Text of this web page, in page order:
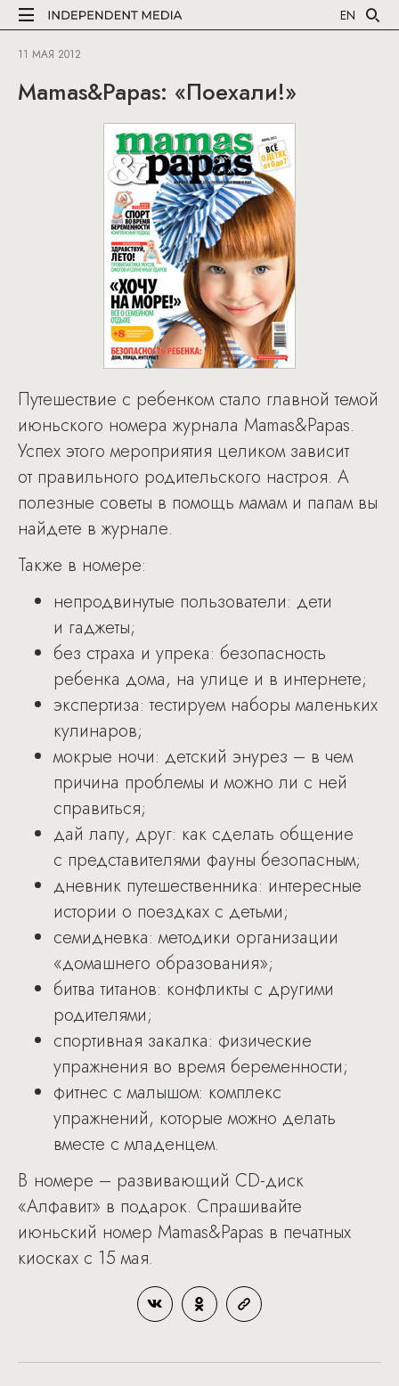
EN
11 МАЯ 2012
Mamas&Papas: «Поехали!»
Путешествие с ребенком стало главной темой
июньского номера журнала Mamas&Papas.
Успех этого мероприятия целиком зависит
от правильного родительского настроя. А
полезные советы в помощь мамам и папам вы
найдете в журнале.
Также в номере:
непродвинутые пользователи: дети
и гаджеты;
без страха и упрека: безопасность
ребенка дома, на улице и в интернете;
экспертиза: тестируем наборы маленьких
кулинаров;
мокрые ночи: детский энурез – в чем
причина проблемы и можно ли с ней
справиться;
дай лапу, друг: как сделать общение
с представителями фауны безопасным;
дневник путешественника: интересные
истории о поездках с детьми;
семидневка: методики организации
«домашнего образования»;
битва титанов: конфликты с другими
родителями;
спортивная закалка: физические
упражнения во время беременности;
фитнес с малышом: комплекс
упражнений, которые можно делать
вместе с младенцем.
В номере – развивающий CD-диск
«Алфавит» в подарок. Спрашивайте
июньский номер Mamas&Papas в печатных
киосках с 15 мая.